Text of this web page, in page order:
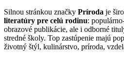
Silnou stránkou značky Príroda je
literatúry pre celú rodinu:
obrazové publikácie, ale i odborné
stredné školy. Top zastúpenie majú
životný štýl, kulinárstvo, príroda,